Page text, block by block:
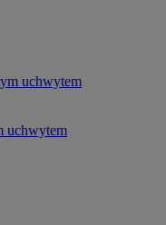
uchwytem